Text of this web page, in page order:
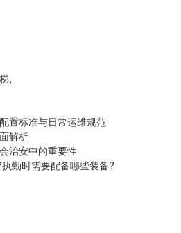
,
置标准与日常运维规范
解析
治安中的重要性
勤时需要配备哪些装备?